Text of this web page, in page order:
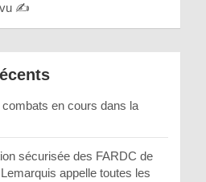
✍️
en cours dans la
sécurisée des FARDC de
appelle toutes les